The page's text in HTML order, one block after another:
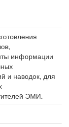
информации
и наводок, для
ЭМИ.